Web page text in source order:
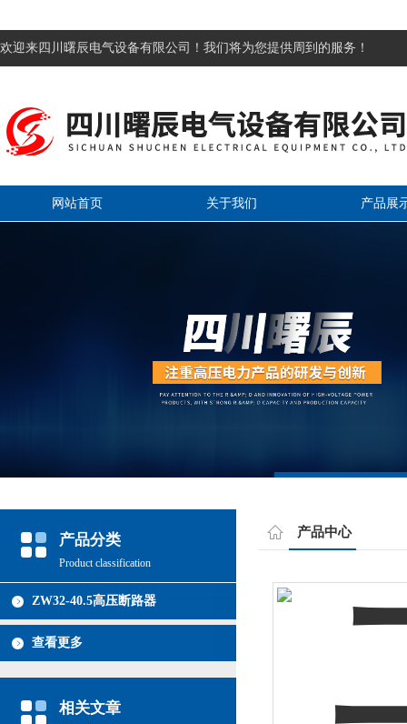
欢迎来四川曙辰电气设备有限公司！我们将为您提供周到的服务！
网站首页 关于我们 产品展
产品分类
Product classification
ZW32-40.5高压断路器
查看更多
相关文章
产品中心